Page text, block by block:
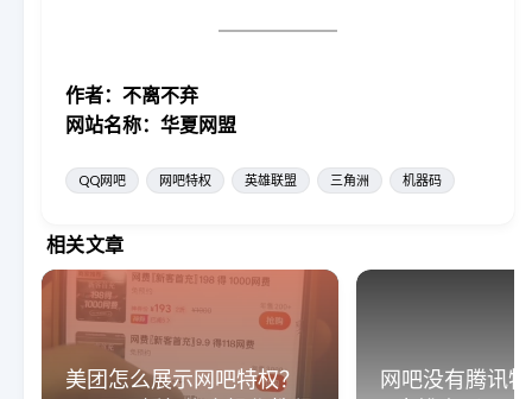
作者：不离不弃
网站名称：华夏网盟
QQ网吧 网吧特权 英雄联盟 三角洲 机器码
相关文章
美团怎么展示网吧特权？
网吧没有腾讯